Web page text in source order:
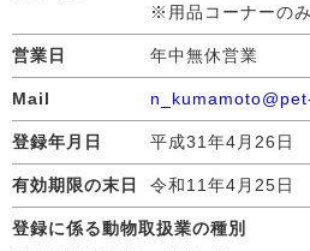
※用品コーナーの
営業日 年中無休営業
Mail
登録年月日 平成31年4月26日
有効期限の末日 令和11年4月25日
登録に係る動物取扱業の種別